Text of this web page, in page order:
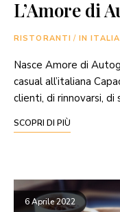
L’Amore di
RISTORANTI / IN ITALIA
Nasce Amore di
casual all’italiana
clienti, di rinnovarsi, di
SCOPRI DI PIÙ
6 Aprile 2022